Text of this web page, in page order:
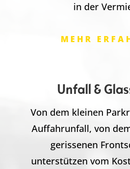
in der
MEHR
Unfall &
Von dem kleinen
Auffahrunfall, von
gerissenen
unterstützen vom